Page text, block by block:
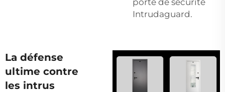
Intrudaguard.
La défense
ultime contre
les intrus